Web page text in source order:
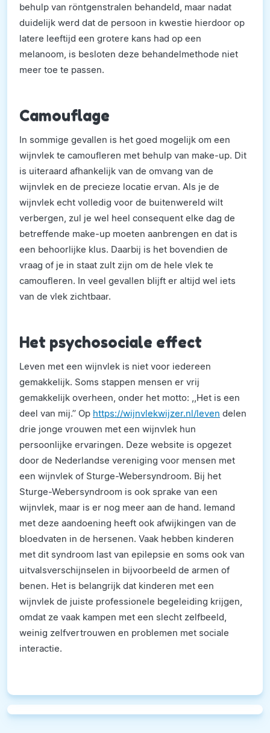
behulp van röntgenstralen behandeld, maar nadat
duidelijk werd dat de persoon in kwestie hierdoor op
latere leeftijd een grotere kans had op een
melanoom, is besloten deze behandelmethode niet
meer toe te passen.
Camouflage
In sommige gevallen is het goed mogelijk om een
wijnvlek te camoufleren met behulp van make-up. Dit
is uiteraard afhankelijk van de omvang van de
wijnvlek en de precieze locatie ervan. Als je de
wijnvlek echt volledig voor de buitenwereld wilt
verbergen, zul je wel heel consequent elke dag de
betreffende make-up moeten aanbrengen en dat is
een behoorlijke klus. Daarbij is het bovendien de
vraag of je in staat zult zijn om de hele vlek te
camoufleren. In veel gevallen blijft er altijd wel iets
van de vlek zichtbaar.
Het psychosociale effect
Leven met een wijnvlek is niet voor iedereen
gemakkelijk. Soms stappen mensen er vrij
gemakkelijk overheen, onder het motto: ,,Het is een
deel van mij.’’ Op https://wijnvlekwijzer.nl/leven delen
drie jonge vrouwen met een wijnvlek hun
persoonlijke ervaringen. Deze website is opgezet
door de Nederlandse vereniging voor mensen met
een wijnvlek of Sturge-Webersyndroom. Bij het
Sturge-Webersyndroom is ook sprake van een
wijnvlek, maar is er nog meer aan de hand. Iemand
met deze aandoening heeft ook afwijkingen van de
bloedvaten in de hersenen. Vaak hebben kinderen
met dit syndroom last van epilepsie en soms ook van
uitvalsverschijnselen in bijvoorbeeld de armen of
benen. Het is belangrijk dat kinderen met een
wijnvlek de juiste professionele begeleiding krijgen,
omdat ze vaak kampen met een slecht zelfbeeld,
weinig zelfvertrouwen en problemen met sociale
interactie.